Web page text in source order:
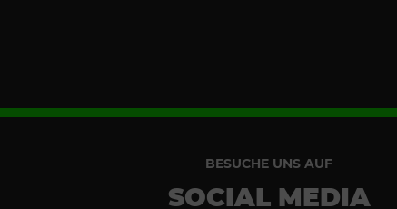
BESUCHE UNS AUF
SOCIAL MEDIA